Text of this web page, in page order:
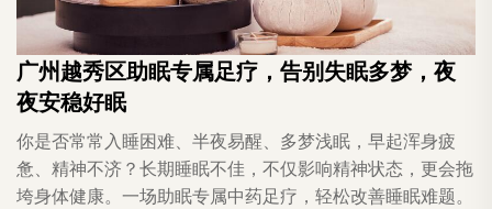
广州越秀区助眠专属足疗，告别失眠多梦，夜
夜安稳好眠
你是否常常入睡困难、半夜易醒、多梦浅眠，早起浑身疲
惫、精神不济？长期睡眠不佳，不仅影响精神状态，更会拖
垮身体健康。一场助眠专属中药足疗，轻松改善睡眠难题。